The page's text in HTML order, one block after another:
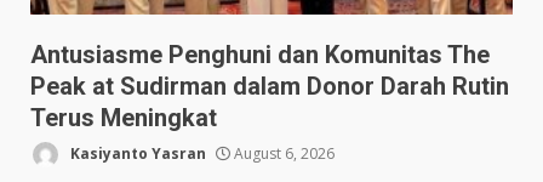
Antusiasme Penghuni dan Komunitas The
Peak at Sudirman dalam Donor Darah Rutin
Terus Meningkat
Kasiyanto Yasran August 6, 2026